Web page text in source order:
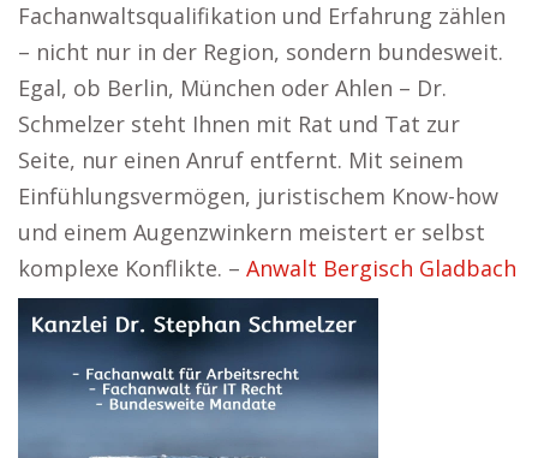
Fachanwaltsqualifikation und Erfahrung zählen
– nicht nur in der Region, sondern bundesweit.
Egal, ob Berlin, München oder Ahlen – Dr.
Schmelzer steht Ihnen mit Rat und Tat zur
Seite, nur einen Anruf entfernt. Mit seinem
Einfühlungsvermögen, juristischem Know-how
und einem Augenzwinkern meistert er selbst
komplexe Konflikte. – Anwalt Bergisch Gladbach